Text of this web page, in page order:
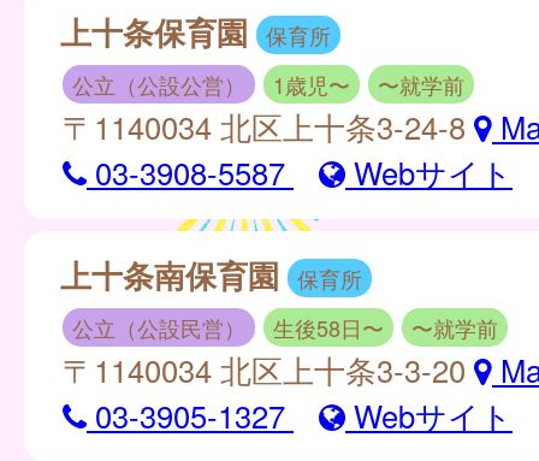
上十条保育園
保育所
公立（公設公営）
1歳児〜 〜就学前
〒1140034 北区上十条3-24-8
03-3908-5587
Webサイト
上十条南保育園
保育所
公立（公設民営）
生後58日〜 〜就学前
〒1140034 北区上十条3-3-20
03-3905-1327
Webサイト